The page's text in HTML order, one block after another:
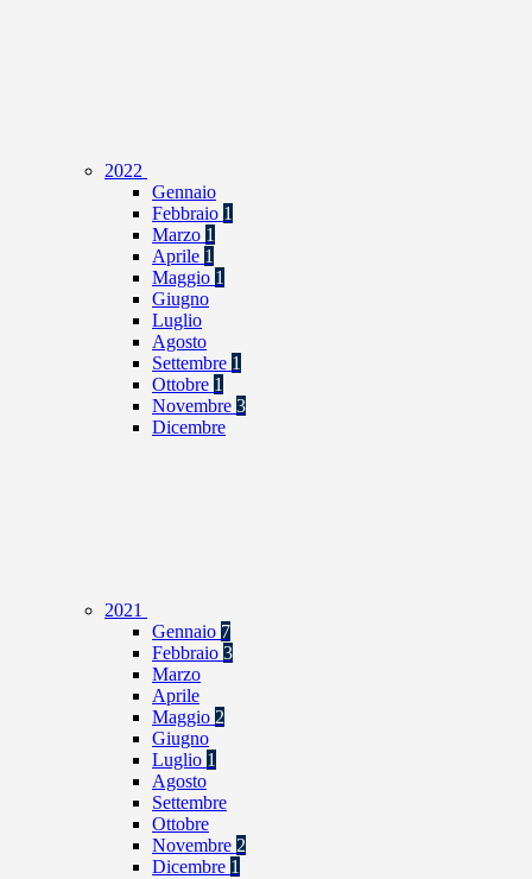
2022
Gennaio
Febbraio 1
Marzo 1
Aprile 1
Maggio 1
Giugno
Luglio
Agosto
Settembre 1
Ottobre 1
Novembre 3
Dicembre
2021
Gennaio 7
Febbraio 3
Marzo
Aprile
Maggio 2
Giugno
Luglio 1
Agosto
Settembre
Ottobre
Novembre 2
Dicembre 1